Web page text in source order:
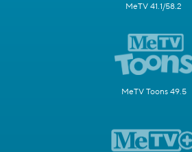
MeTV 41.1/58.2
MeTV Toons 49.5